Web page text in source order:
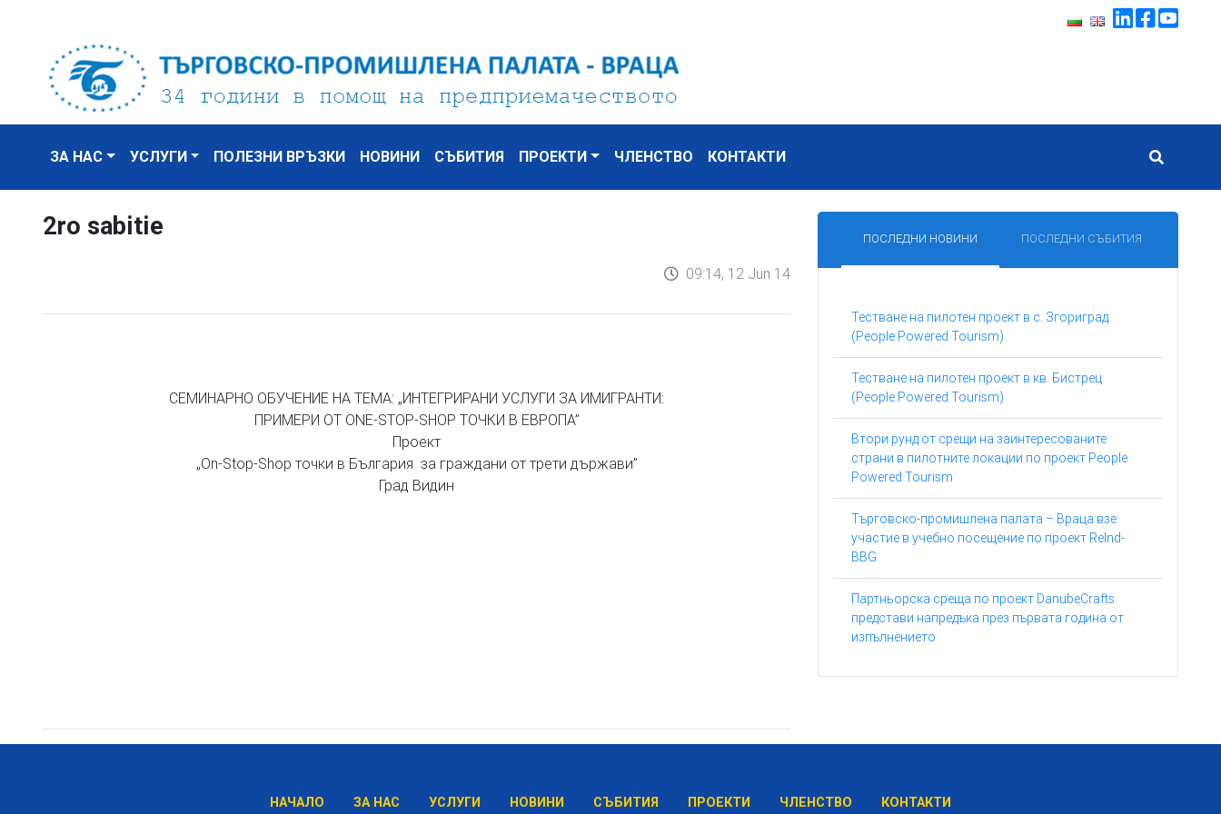
ЗА НАС УСЛУГИ ПОЛЕЗНИ ВРЪЗКИ НОВИНИ СЪБИТИЯ ПРОЕКТИ ЧЛЕНСТВО КОНТАКТИ
2ro sabitie
09:14, 12 Jun 14
СЕМИНАРНО ОБУЧЕНИЕ НА ТЕМА: „ИНТЕГРИРАНИ УСЛУГИ ЗА ИМИГРАНТИ:
ПРИМЕРИ ОТ ONE-STOP-SHOP ТОЧКИ В ЕВРОПА”
Проект
„On-Stop-Shop точки в България за граждани от трети държави”
Град Видин
ПОСЛЕДНИ НОВИНИ ПОСЛЕДНИ СЪБИТИЯ
Тестване на пилотен проект в с. Згориград
(People Powered Tourism)
Тестване на пилотен проект в кв. Бистрец
(People Powered Tourism)
Втори рунд от срещи на заинтересованите
страни в пилотните локации по проект People
Powered Tourism
Търговско-промишлена палата – Враца взе
участие в учебно посещение по проект ReInd-
BBG
Партньорска среща по проект DanubeCrafts
представи напредъка през първата година от
изпълнението
НАЧАЛО ЗА НАС УСЛУГИ НОВИНИ СЪБИТИЯ ПРОЕКТИ ЧЛЕНСТВО КОНТАКТИ